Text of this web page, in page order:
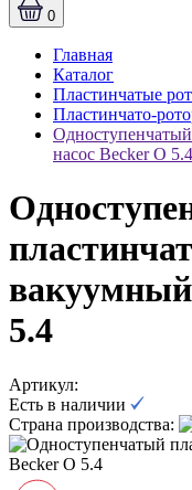
0
Главная
Каталог
Пластинчатые
Пластинчато-
насос Becker O 5.4
вакуумный
5.4
Артикул:
Есть в наличии
Страна производства: